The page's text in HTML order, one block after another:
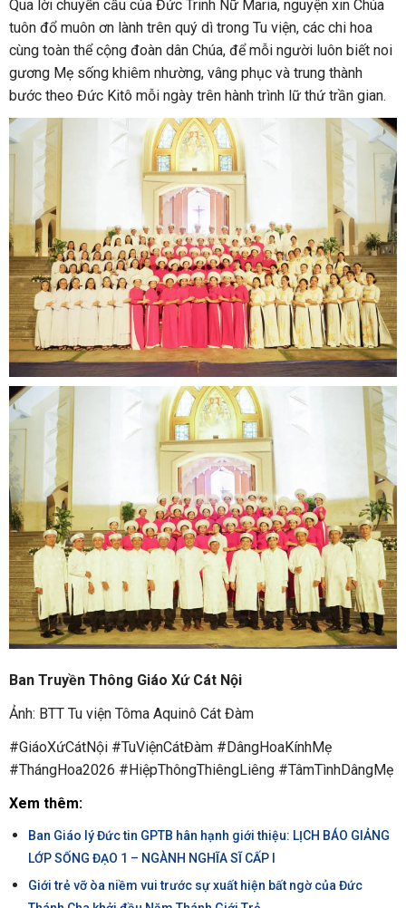
Qua lời chuyển cầu của Đức Trinh Nữ Maria, nguyện xin Chúa
tuôn đổ muôn ơn lành trên quý dì trong Tu viện, các chi hoa
cùng toàn thể cộng đoàn dân Chúa, để mỗi người luôn biết noi
gương Mẹ sống khiêm nhường, vâng phục và trung thành
bước theo Đức Kitô mỗi ngày trên hành trình lữ thứ trần gian.
Ban Truyền Thông Giáo Xứ Cát Nội
Ảnh: BTT Tu viện Tôma Aquinô Cát Đàm
#GiáoXứCátNội #TuViệnCátĐàm #DângHoaKínhMẹ
#ThángHoa2026 #HiệpThôngThiêngLiêng #TâmTìnhDângMẹ
Xem thêm:
Ban Giáo lý Đức tin GPTB hân hạnh giới thiệu: LỊCH BÁO GIẢNG
LỚP SỐNG ĐẠO 1 – NGÀNH NGHĨA SĨ CẤP I
Giới trẻ vỡ òa niềm vui trước sự xuất hiện bất ngờ của Đức